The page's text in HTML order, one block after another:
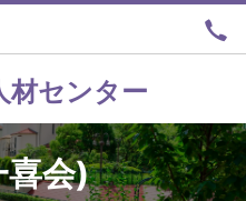
材センター
喜会)